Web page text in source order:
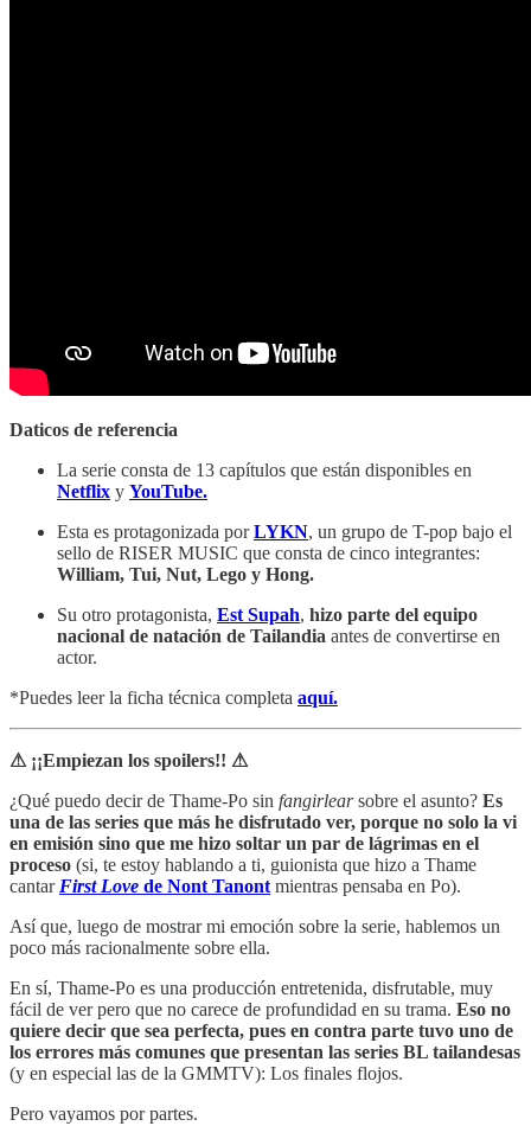
Daticos de referencia
La serie consta de 13 capítulos que están disponibles en
Netflix y YouTube.
Esta es protagonizada porLYKN, un grupo de T-pop bajo el
sello de RISER MUSIC que consta de cinco integrantes:
William, Tui, Nut, Lego y Hong.
Su otro protagonista, Est Supah, hizo parte del equipo
nacional de natación de Tailandia antes de convertirse en
actor.
*Puedes leer la ficha técnica completa aquí.
⚠ ¡¡Empiezan los spoilers!! ⚠
¿Qué puedo decir de Thame-Po sin fangirlearsobre el asunto? Es
una de las series que más he disfrutado ver, porque no solo la vi
en emisión sino que me hizo soltar un par de lágrimas en el
proceso (si, te estoy hablando a ti, guionista que hizo a Thame
cantar First Love de Nont Tanont mientras pensaba en Po).
Así que, luego de mostrar mi emoción sobre la serie, hablemos un
poco más racionalmente sobre ella.
En sí, Thame-Po es una producción entretenida, disfrutable, muy
fácil de ver pero que no carece de profundidad en su trama. Eso no
quiere decir que sea perfecta, pues en contra parte tuvo uno de
los errores más comunes que presentan las series BL tailandesas
(y en especial las de la GMMTV): Los finales flojos.
Pero vayamos por partes.